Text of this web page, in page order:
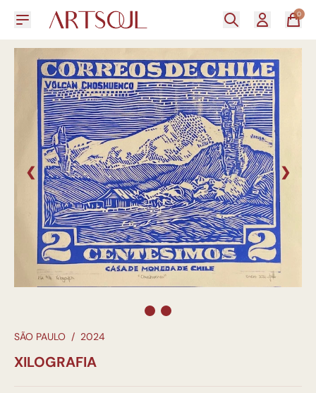
0
❮ ❯
SÃO PAULO / 2024
XILOGRAFIA